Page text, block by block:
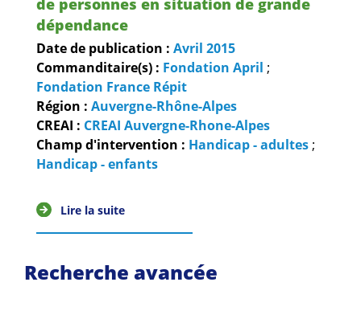
Projets Fédéraux
Espace emploi
Guides et outils
Actualités
ARSENE
de personnes en situation de grande
dépendance
Date de publication : Avril 2015
Commanditaire(s) : Fondation April ;
Fondation France Répit
Région : Auvergne-Rhône-Alpes
CREAI : CREAI Auvergne-Rhone-Alpes
Champ d'intervention : Handicap - adultes ;
Handicap - enfants
Lire la suite
Recherche avancée